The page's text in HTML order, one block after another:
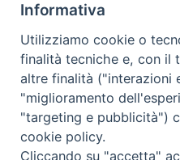
DIOCESI
Contatti:Tel.:
E-mail:
Orari: dal Lunedì al
Informativa
Utilizziamo cookie o
finalità tecniche e, con il
altre finalità ("interazioni
"miglioramento
"targeting e pubblicità")
cookie policy.
Cliccando su "accetta"